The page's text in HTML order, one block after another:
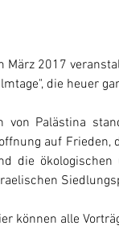
März 2017
die heuer
von Palästina
auf Frieden,
die
können alle